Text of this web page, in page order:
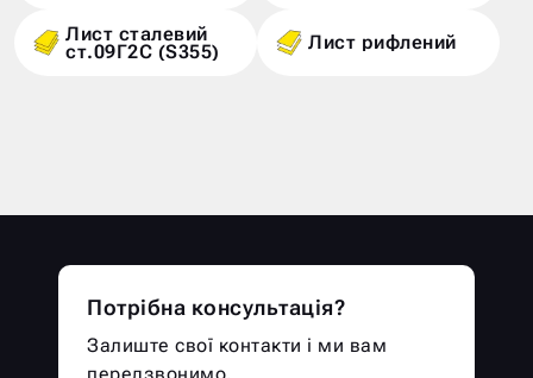
Лист сталевий
ст.09Г2С (S355) Лист рифлений
Потрібна консультація?
Залиште свої контакти і ми вам